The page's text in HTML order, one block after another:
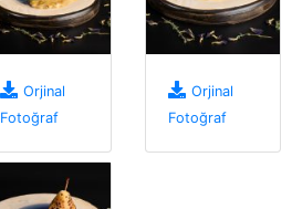
Orjinal
Fotoğraf
Orjinal
Fotoğraf